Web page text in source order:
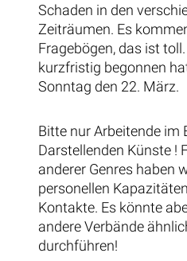
Schaden in den
Zeiträumen. Es
Fragebögen, das ist
kurzfristig begonnen
Sonntag den 22. März.
Bitte nur Arbeitende im
Darstellenden Künste !
anderer Genres haben
personellen
Kontakte. Es könnte
andere Verbände
durchführen!